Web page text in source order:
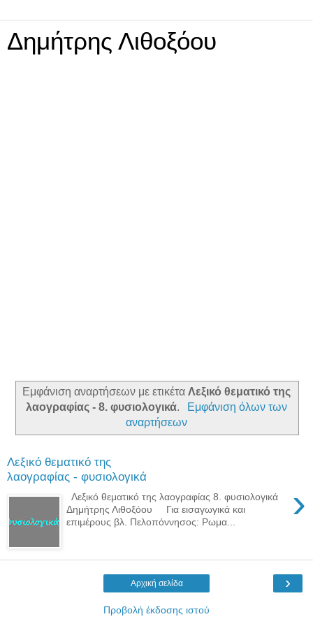
Δημήτρης Λιθοξόου
Εμφάνιση αναρτήσεων με ετικέτα Λεξικό θεματικό της
λαογραφίας - 8. φυσιολογικά.
Εμφάνιση όλων των
αναρτήσεων
Λεξικό θεματικό της
λαογραφίας - φυσιολογικά
›
Λεξικό θεματικό της λαογραφίας 8. φυσιολογικά
Δημήτρης Λιθοξόου Για εισαγωγικά και
επιμέρους βλ. Πελοπόννησος: Ρωμα...
›
Αρχική σελίδα
Προβολή έκδοσης ιστού